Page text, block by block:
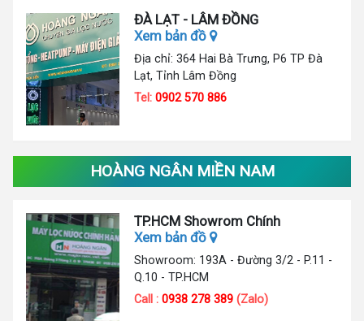
ĐÀ LẠT - LÂM ĐỒNG
Xem bản đồ
Địa chỉ: 364 Hai Bà Trưng, P6 TP Đà
Lạt, Tỉnh Lâm Đồng
Tel:0902 570 886
HOÀNG NGÂN MIỀN NAM
TP.HCM Showrom Chính
Xem bản đồ
Showroom: 193A - Đường 3/2 - P.11 -
Q.10 - TP.HCM
Call :0938 278 389(Zalo)